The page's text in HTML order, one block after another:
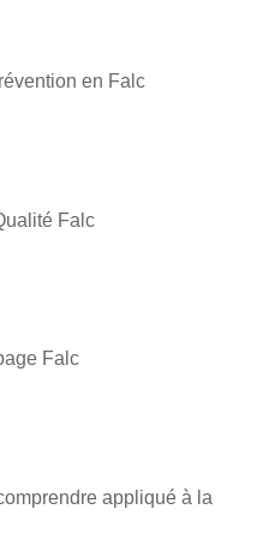
en Falc
Falc
Falc
appliqué à la